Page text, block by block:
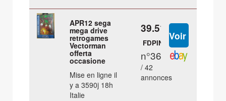
APR12 sega
mega drive
retrogames
Vectorman
offerta
occasione
Mise en ligne il
y a 3590j 18h
Italie
39.51 €
FDPIN
n°36
/ 42
annonces